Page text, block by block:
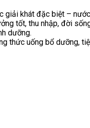
khát đặc biệt –
tốt, thu nhập, đời
dưỡng.
thức uống bổ dưỡng,